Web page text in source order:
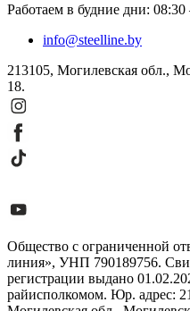
Работаем в будние дни: 08:30
info@steelline.by
213105, Могилевская обл.,
18.
Общество с ограниченной
линия», УНП 790189756.
регистрации выдано
райисполкомом. Юр. адрес: